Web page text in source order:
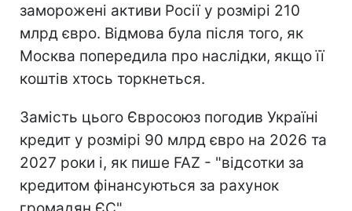
заморожені активи Росії у розмірі 210
млрд євро. Відмова була після того, як
Москва попередила про наслідки, якщо її
коштів хтось торкнеться.
Замість цього Євросоюз погодив Україні
кредит у розмірі 90 млрд євро на 2026 та
2027 роки і, як пише FAZ - "відсотки за
кредитом фінансуються за рахунок